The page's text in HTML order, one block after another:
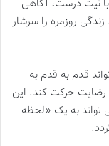
نیت درست، آگاهی
روزمره را سرشار
قدم به قدم به
رضایت حرکت کند. این
به یک «لحظه